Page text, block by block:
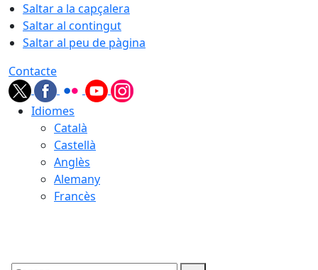
Saltar a la capçalera
Saltar al contingut
Saltar al peu de pàgina
Contacte
Idiomes
Català
Castellà
Anglès
Alemany
Francès